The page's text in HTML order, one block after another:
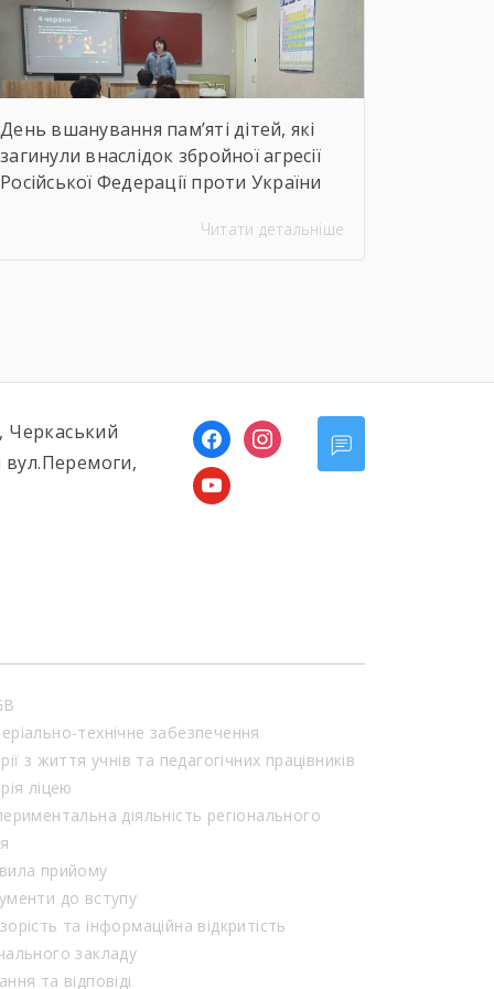
неймовірну філігранність витинанок,
графіки […]
День вшанування пам’яті дітей, які
загинули внаслідок збройної агресії
Російської Федерації проти України
Читати детальніше
Черкаський
facebookinstagram
youtube
технічне забезпечення
з життя учнів та педагогічних працівників
ліцею
діяльність регіонального
прийому
до вступу
та інформаційна відкритість
закладу
та відповіді